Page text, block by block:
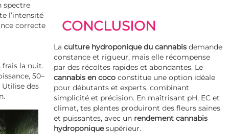
spectre
l’intensité
correcte
frais la nuit.
50–
Utilise des
CONCLUSION
La culture hydroponique du cannabisdemande
constance et rigueur, mais elle récompense
par des récoltes rapides et abondantes. Le
cannabis en cococonstitue une option idéale
pour débutants et experts, combinant
simplicité et précision. En maîtrisant pH, EC et
climat, tes plantes produiront des fleurs saines
et puissantes, avec un rendement cannabis
hydroponiquesupérieur.